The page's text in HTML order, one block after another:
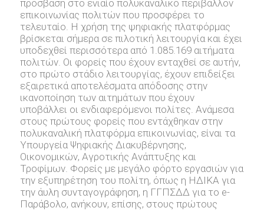
πρόσβαση στο ενιαίο πολυκαναλικό περιβάλλον
επικοινωνίας πολιτών που προσφέρει το
τελευταίο. Η χρήση της ψηφιακής πλατφόρμας
βρίσκεται σήμερα σε πιλοτική λειτουργία και έχει
υποδεχθεί περισσότερα από 1.085.169 αιτήματα
πολιτών. Οι φορείς που έχουν ενταχθεί σε αυτήν,
στο πρώτο στάδιο λειτουργίας, έχουν επιδείξει
εξαιρετικά αποτελέσματα απόδοσης στην
ικανοποίηση των αιτημάτων που έχουν
υποβάλλει οι ενδιαφερόμενοι πολίτες. Ανάμεσα
στους πρώτους φορείς που εντάχθηκαν στην
πολυκαναλική πλατφόρμα επικοινωνίας, είναι τα
Υπουργεία Ψηφιακής Διακυβέρνησης,
Οικονομικών, Αγροτικής Ανάπτυξης και
Τροφίμων. Φορείς με μεγάλο φόρτο εργασιών για
την εξυπηρέτηση του πολίτη, όπως η ΗΔΙΚΑ για
την άυλη συνταγογράφηση, η ΓΓΠΣΔΔ για το e-
Παράβολο, ανήκουν, επίσης, στους πρώτους